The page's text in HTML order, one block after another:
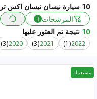
10 سيارة نيسان نيسان اكس تريل مستعملة للبيع في البحرين
المرشحات 3
10 نتيجة تم العثور عليها
2022
(
1
)
2021
(
3
)
2020
(
3
)
مستعملة